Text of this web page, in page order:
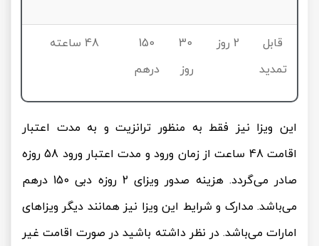
قابل
تمدید
2 روز
30
روز
150
درهم
48 ساعته
این ویزا نیز فقط به منظور ترانزیت و به مدت اعتبار
اقامت 48 ساعت از زمان ورود و مدت اعتبار ورود 58 روزه
صادر می‌گردد. هزینه صدور ویزای 2 روزه دبی 150 درهم
می‌باشد. مدارک و شرایط این ویزا نیز همانند دیگر ویزاهای
امارات می‌باشد. در نظر داشته باشید در صورت اقامت غیر